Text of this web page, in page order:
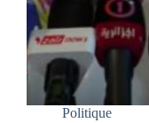
Politique